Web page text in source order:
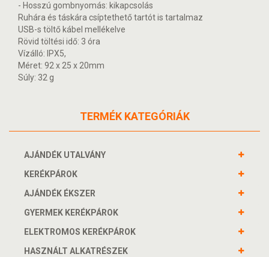
- Hosszú gombnyomás: kikapcsolás
Ruhára és táskára csíptethető tartót is tartalmaz
USB-s töltő kábel mellékelve
Rövid töltési idő: 3 óra
Vízálló: IPX5,
Méret: 92 x 25 x 20mm
Súly: 32 g
TERMÉK KATEGÓRIÁK
AJÁNDÉK UTALVÁNY
KERÉKPÁROK
AJÁNDÉK ÉKSZER
GYERMEK KERÉKPÁROK
ELEKTROMOS KERÉKPÁROK
HASZNÁLT ALKATRÉSZEK